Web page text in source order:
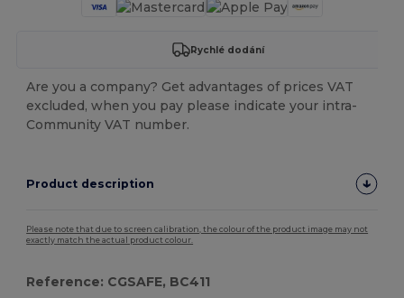
Rychlé dodání
Are you a company? Get advantages of prices VAT
excluded, when you pay please indicate your intra-
Community VAT number.
Product description
Please note that due to screen calibration, the colour of the product image may not
exactly match the actual product colour.
Reference: CGSAFE, BC411